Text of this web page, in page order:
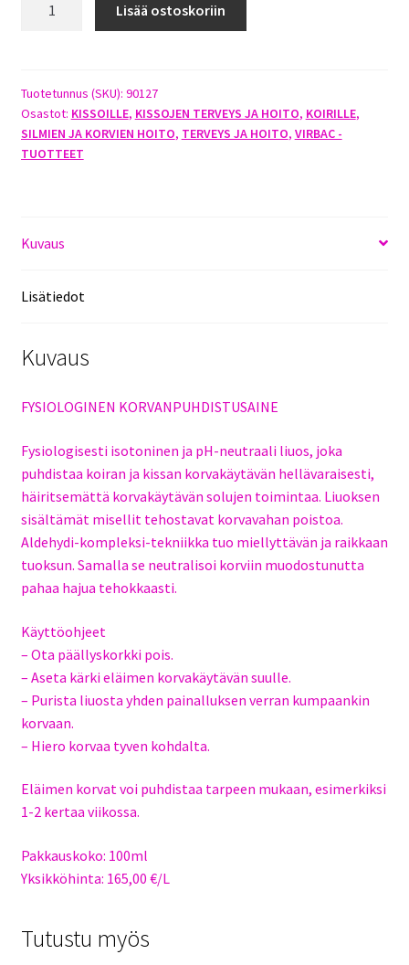
määrä
Lisää ostoskoriin
Tuotetunnus (SKU): 90127
Osastot: KISSOILLE, KISSOJEN TERVEYS JA HOITO, KOIRILLE,
SILMIEN JA KORVIEN HOITO, TERVEYS JA HOITO, VIRBAC -
TUOTTEET
Kuvaus
Lisätiedot
Kuvaus
FYSIOLOGINEN KORVANPUHDISTUSAINE
Fysiologisesti isotoninen ja pH-neutraali liuos, joka
puhdistaa koiran ja kissan korvakäytävän hellävaraisesti,
häiritsemättä korvakäytävän solujen toimintaa. Liuoksen
sisältämät misellit tehostavat korvavahan poistoa.
Aldehydi-kompleksi-tekniikka tuo miellyttävän ja raikkaan
tuoksun. Samalla se neutralisoi korviin muodostunutta
pahaa hajua tehokkaasti.
Käyttöohjeet
– Ota päällyskorkki pois.
– Aseta kärki eläimen korvakäytävän suulle.
– Purista liuosta yhden painalluksen verran kumpaankin
korvaan.
– Hiero korvaa tyven kohdalta.
Eläimen korvat voi puhdistaa tarpeen mukaan, esimerkiksi
1-2 kertaa viikossa.
Pakkauskoko: 100ml
Yksikköhinta: 165,00 €/L
Tutustu myös